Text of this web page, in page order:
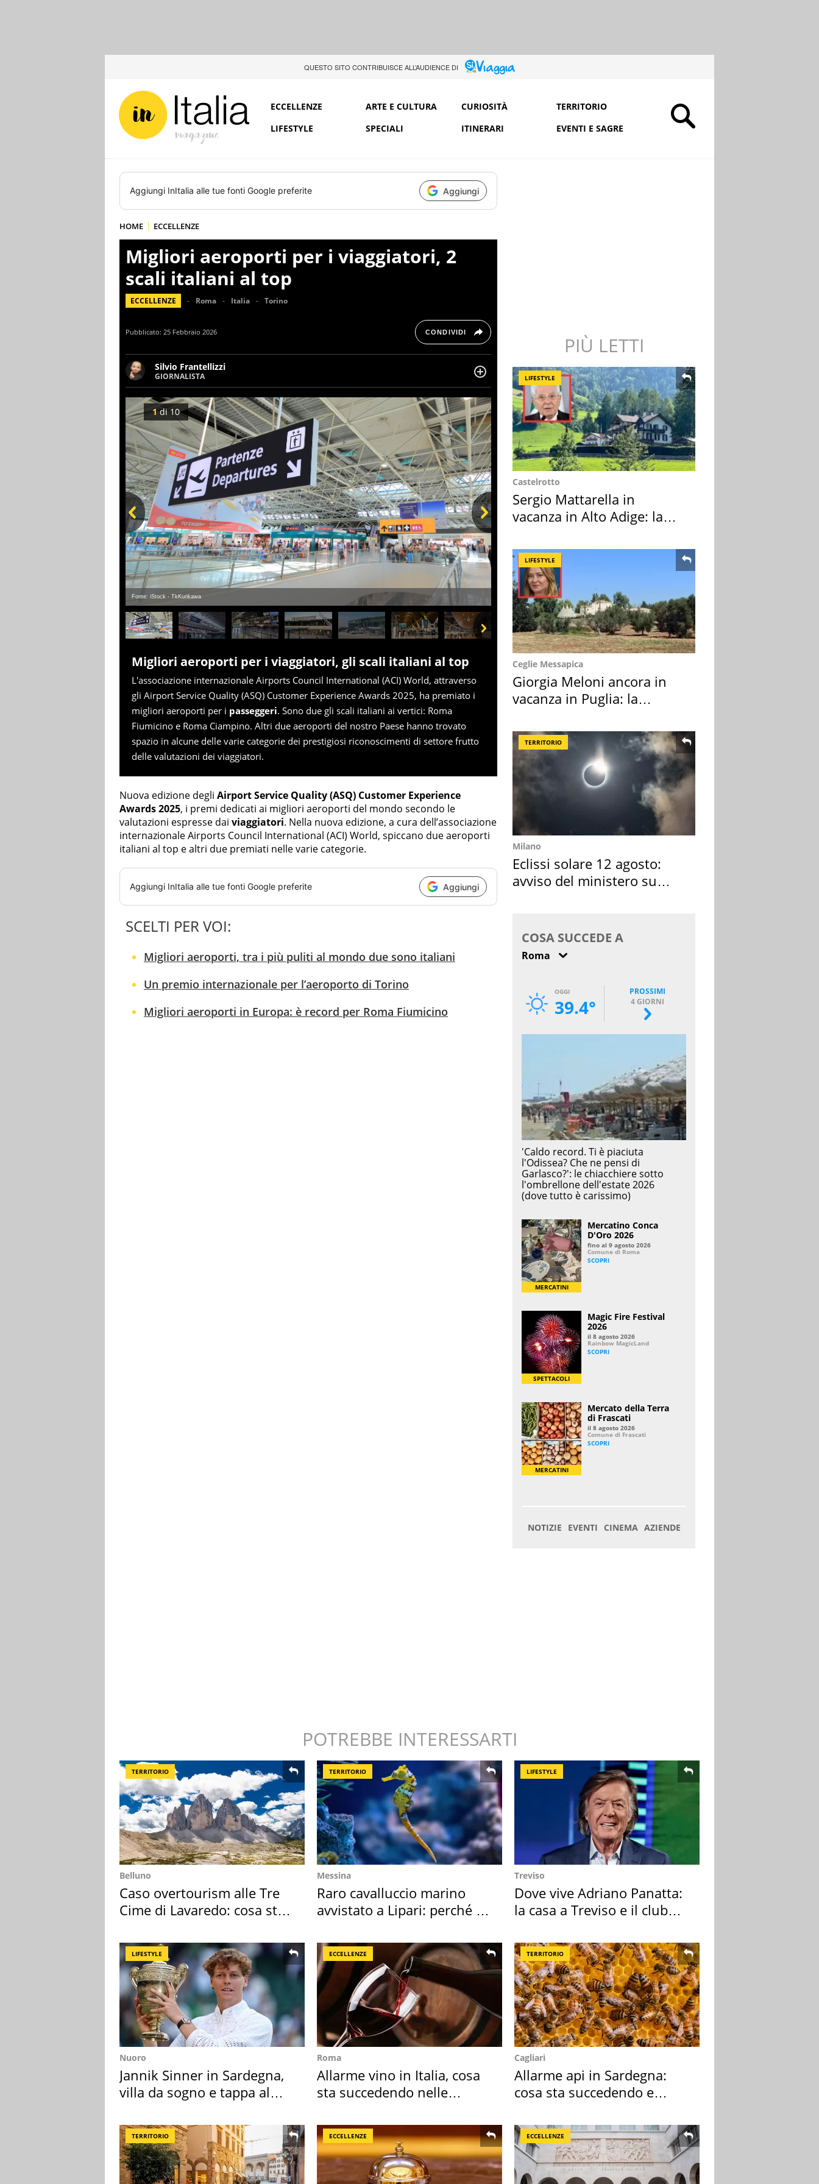
QUESTO SITO CONTRIBUISCE ALL’AUDIENCE DI
ECCELLENZE ARTE E CULTURA CURIOSITÀ
TERRITORIO
LIFESTYLE
SPECIALI ITINERARI EVENTI E SAGRE
Aggiungi InItalia alle tue fonti Google preferite Aggiungi
HOME ECCELLENZE
Migliori aeroporti per i viaggiatori, 2
scali italiani al top
ECCELLENZE Roma Italia Torino
Pubblicato: 25 Febbraio 2026 CONDIVIDI
Silvio Frantellizzi
GIORNALISTA
Giornalista pubblicista. Da oltre dieci anni si occupa di informazione sul web,
scrivendo di sport, attualità, cronaca, motori, spettacolo e videogame.
Fonte: iStock - TkKurikawa
Prev Next
1di 10
Migliori aeroporti per i viaggiatori, gli scali italiani al top
L'associazione internazionale Airports Council International (ACI) World, attraverso
gli Airport Service Quality (ASQ) Customer Experience Awards 2025, ha premiato i
migliori aeroporti per i passeggeri. Sono due gli scali italiani ai vertici: Roma
Fiumicino e Roma Ciampino. Altri due aeroporti del nostro Paese hanno trovato
spazio in alcune delle varie categorie dei prestigiosi riconoscimenti di settore frutto
delle valutazioni dei viaggiatori.
Nuova edizione degli Airport Service Quality (ASQ) Customer Experience
Awards 2025, i premi dedicati ai migliori aeroporti del mondo secondo le
valutazioni espresse dai viaggiatori. Nella nuova edizione, a cura dell’associazione
internazionale Airports Council International (ACI) World, spiccano due aeroporti
italiani al top e altri due premiati nelle varie categorie.
Aggiungi InItalia alle tue fonti Google preferite Aggiungi
SCELTI PER VOI:
Migliori aeroporti, tra i più puliti al mondo due sono italiani
Un premio internazionale per l’aeroporto di Torino
Migliori aeroporti in Europa: è record per Roma Fiumicino
PIÙ LETTI
LIFESTYLE
Castelrotto
Sergio Mattarella in
vacanza in Alto Adige: la
LIFESTYLE
Ceglie Messapica
Giorgia Meloni ancora in
vacanza in Puglia: la
TERRITORIO
Milano
Eclissi solare 12 agosto:
avviso del ministero su
POTREBBE INTERESSARTI
TERRITORIO
Belluno
Caso overtourism alle Tre
Cime di Lavaredo: cosa sta
TERRITORIO
Messina
Raro cavalluccio marino
avvistato a Lipari: perché è
LIFESTYLE
Treviso
Dove vive Adriano Panatta:
la casa a Treviso e il club
LIFESTYLE
Nuoro
Jannik Sinner in Sardegna,
villa da sogno e tappa al
ECCELLENZE
Roma
Allarme vino in Italia, cosa
sta succedendo nelle
TERRITORIO
Cagliari
Allarme api in Sardegna:
cosa sta succedendo e
TERRITORIO ECCELLENZE ECCELLENZE